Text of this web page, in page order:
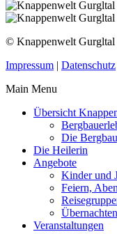
© Knappenwelt Gurgltal
Impressum | Datenschutz
Main Menu
Übersicht
Die
Die Heilerin
Angebote
Kinder und
Feiern,
Übernachten
Veranstaltungen